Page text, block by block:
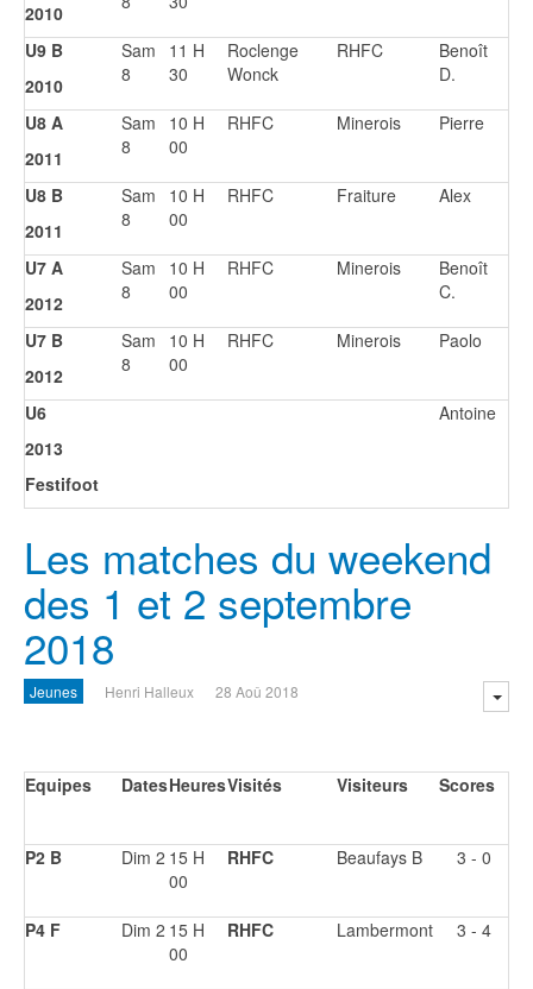
2010
U9 B
2010
Sam
8
11 H
30
Roclenge
Wonck
RHFC
Benoît
D.
U8 A
2011
Sam
8
10 H
00
RHFC Minerois Pierre
U8 B
2011
Sam
8
10 H
00
RHFC Fraiture Alex
U7 A
2012
Sam
8
10 H
00
RHFC Minerois
Benoît
C.
U7 B
2012
Sam
8
10 H
00
RHFC Minerois Paolo
U6
2013
Festifoot
Antoine
Les matches du weekend
des 1 et 2 septembre
2018
Jeunes Henri Halleux 28 Aoû 2018
Equipes DatesHeuresVisités Visiteurs Scores
P2 B Dim 2 15 H
00
RHFC Beaufays B 3 - 0
P4 F Dim 2 15 H
00
RHFC Lambermont 3 - 4